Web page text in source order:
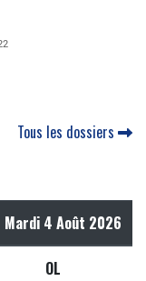
Tous les dossiers
Mardi 4 Août 2026
OL